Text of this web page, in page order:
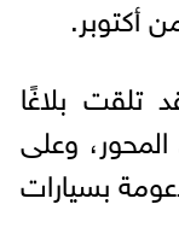
أكتوبر.
تلقت بلاغًا
وعلى
بسيارات